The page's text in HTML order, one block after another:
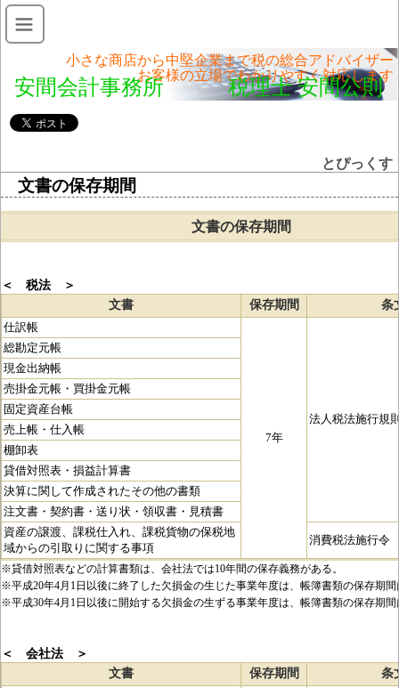
安間会計事務所 税理士 安間公則
小さな商店から中堅企業まで税の総合アドバイザー
お客様の立場でわかりやすく対応します
とぴっくす
文書の保存期間
文書の保存期間
＜ 税法 ＞
文書
保存期間
条
仕訳帳
7年
法人税法施行規
総勘定元帳
現金出納帳
売掛金元帳・買掛金元帳
固定資産台帳
売上帳・仕入帳
棚卸表
貸借対照表・損益計算書
決算に関して作成されたその他の書類
注文書・契約書・送り状・領収書・見積書
資産の譲渡、課税仕入れ、課税貨物の保税地
域からの引取りに関する事項
消費税法施行令
※貸借対照表などの計算書類は、会社法では10年間の保存義務がある。
※平成20年4月1日以後に終了した欠損金の生じた事業年度は、帳簿書類の保存期間
※平成30年4月1日以後に開始する欠損金の生ずる事業年度は、帳簿書類の保存期間
＜ 会社法 ＞
文書
保存期間
条